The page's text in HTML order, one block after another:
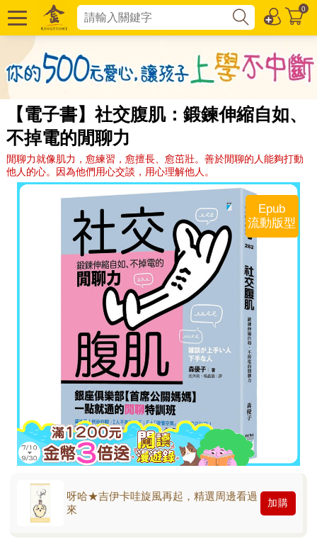
0
【電子書】社交腹肌：鍛鍊伸縮自如、
不掉電的閒聊力
閒聊力就像肌力，愈練習，愈擅長、愈茁壯。善於閒聊的人能夠打動
他人的心。因為他們用心交談，用心理解他人。
Epub
流動版型
呀哈★吉伊卡哇旋風再起，精選周邊看過
來
加購